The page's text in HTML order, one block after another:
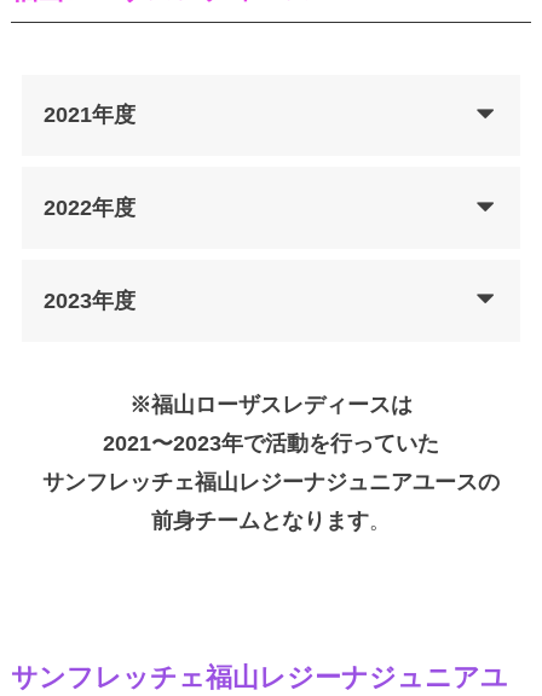
2021年度
2022年度
2023年度
※福山ローザスレディースは
2021〜2023年で活動を行っていた
サンフレッチェ福山レジーナジュニアユースの
前身チームとなります。
サンフレッチェ福山レジーナジュニアユ